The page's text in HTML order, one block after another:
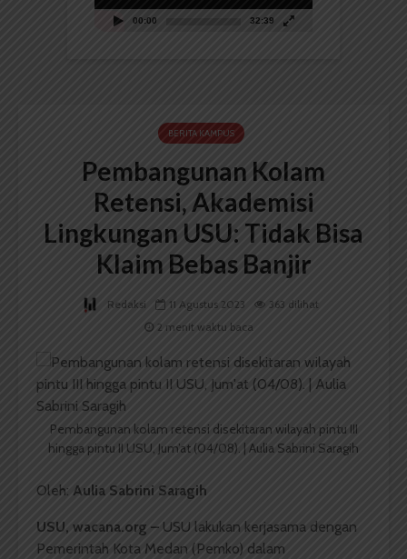
00:00 32:39
BERITA KAMPUS
Pembangunan Kolam
Retensi, Akademisi
Lingkungan USU: Tidak Bisa
Klaim Bebas Banjir
Redaksi 11 Agustus 2023
363 dilihat
2 menit waktu baca
Pembangunan kolam retensi disekitaran wilayah pintu III
hingga pintu II USU, Jum’at (04/08). | Aulia Sabrini Saragih
Oleh: Aulia Sabrini Saragih
USU, wacana.org – USU lakukan kerjasama dengan
Pemerintah Kota Medan (Pemko) dalam